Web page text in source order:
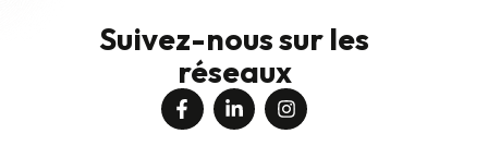
Suivez-nous sur les
réseaux